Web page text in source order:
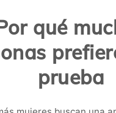
qué
prueba